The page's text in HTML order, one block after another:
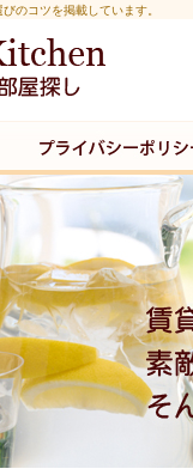
のコツを掲載しています。